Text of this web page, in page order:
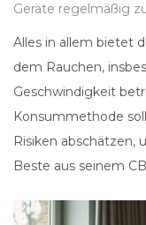
Geräte regelmäßig
Alles in allem bietet
dem Rauchen,
Geschwindigkeit
Konsummethode
Risiken abschätzen,
Beste aus seinem